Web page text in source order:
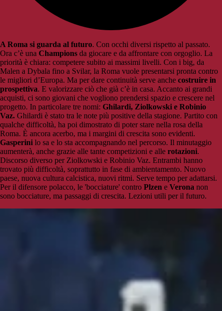
A Roma si guarda al futuro. Con occhi diversi rispetto al passato.
Ora c’è una Champions da giocare e da affrontare con orgoglio. La
priorità è chiara: competere subito ai massimi livelli. Con i big, da
Malen a Dybala fino a Svilar, la Roma vuole presentarsi pronta contro
le migliori d’Europa. Ma per dare continuità serve anche costruire in
prospettiva. E valorizzare ciò che già c’è in casa. Accanto ai grandi
acquisti, ci sono giovani che vogliono prendersi spazio e crescere nel
progetto. In particolare tre nomi: Ghilardi, Ziolkowski e Robinio
Vaz. Ghilardi è stato tra le note più positive della stagione. Partito con
qualche difficoltà, ha poi dimostrato di poter stare nella rosa della
Roma. È ancora acerbo, ma i margini di crescita sono evidenti.
Gasperini lo sa e lo sta accompagnando nel percorso. Il minutaggio
aumenterà, anche grazie alle tante competizioni e alle rotazioni.
Discorso diverso per Ziolkowski e Robinio Vaz. Entrambi hanno
trovato più difficoltà, soprattutto in fase di ambientamento. Nuovo
paese, nuova cultura calcistica, nuovi ritmi. Serve tempo per adattarsi.
Per il difensore polacco, le 'bocciature' contro Plzen e Verona non
sono bocciature, ma passaggi di crescita. Lezioni utili per il futuro.